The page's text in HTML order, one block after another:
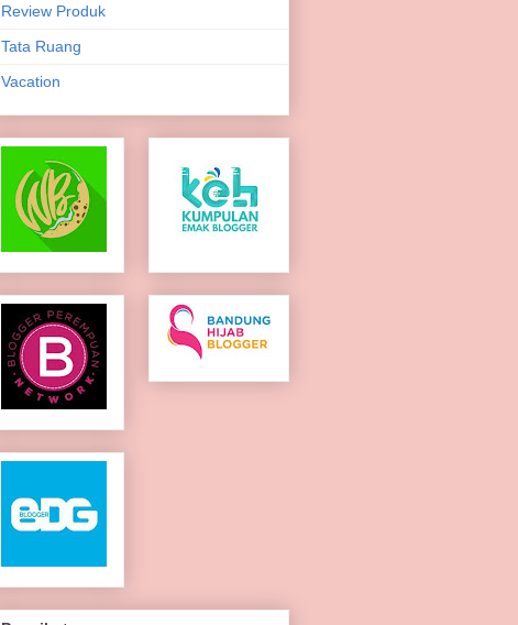
Review Produk
Tata Ruang
Vacation